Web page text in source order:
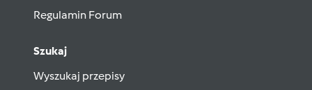
Regulamin Forum
Szukaj
Wyszukaj przepisy